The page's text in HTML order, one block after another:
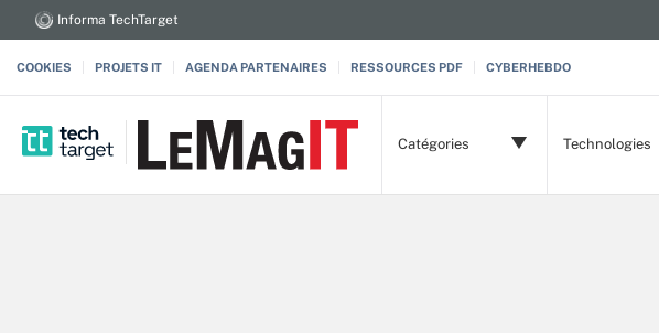
Informa TechTarget
COOKIES PROJETS IT AGENDA PARTENAIRES RESSOURCES PDF CYBERHEBDO
Catégories Technologies